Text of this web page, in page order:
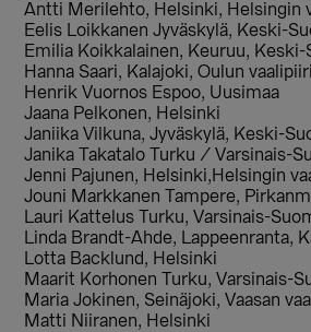
Antti Merilehto, Helsinki, Helsingin
Eelis Loikkanen Jyväskylä, Keski-
Emilia Koikkalainen, Keuruu, Keski-
Hanna Saari, Kalajoki, Oulun vaalipiiri
Henrik Vuornos Espoo, Uusimaa
Jaana Pelkonen, Helsinki
Janiika Vilkuna, Jyväskylä, Keski-
Janika Takatalo Turku / Varsinais-
Jenni Pajunen, Helsinki,Helsingin
Jouni Markkanen Tampere,
Lauri Kattelus Turku, Varsinais-
Linda Brandt-Ahde, Lappeenranta,
Lotta Backlund, Helsinki
Maarit Korhonen Turku, Varsinais-
Maria Jokinen, Seinäjoki, Vaasan
Matti Niiranen, Helsinki